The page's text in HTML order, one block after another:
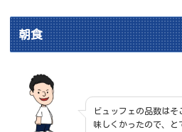
朝食
ビュッフェの品数は
味しくかったので、と